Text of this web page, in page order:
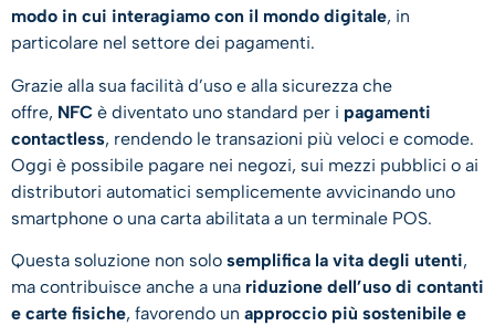
modo in cui interagiamo con il mondo digitale, in
particolare nel settore dei pagamenti.
Grazie alla sua facilità d’uso e alla sicurezza che
offre, NFC è diventato uno standard per i pagamenti
contactless, rendendo le transazioni più veloci e comode.
Oggi è possibile pagare nei negozi, sui mezzi pubblici o ai
distributori automatici semplicemente avvicinando uno
smartphone o una carta abilitata a un terminale POS.
Questa soluzione non solo semplifica la vita degli utenti,
ma contribuisce anche a una riduzione dell’uso di contanti
e carte fisiche, favorendo un approccio più sostenibile e